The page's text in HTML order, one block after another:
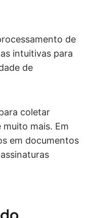
de
intuitivas para
de
coletar
mais. Em
em documentos